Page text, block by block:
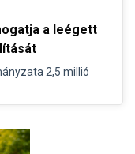
a leégett
2,5 millió